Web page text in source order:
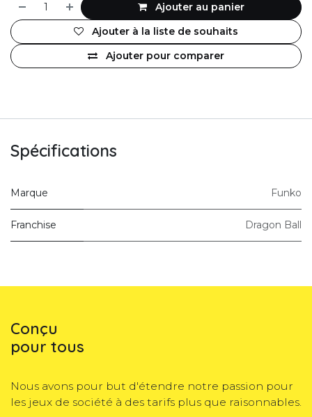
Ajouter au panier
Ajouter pour comparer
Ajouter à la liste de souhaits
Spécifications
Marque Funko
Franchise Dragon Ball
Conçu
pour tous
Nous avons pour but d'étendre notre passion pour
les jeux de société à des tarifs plus que raisonnables.